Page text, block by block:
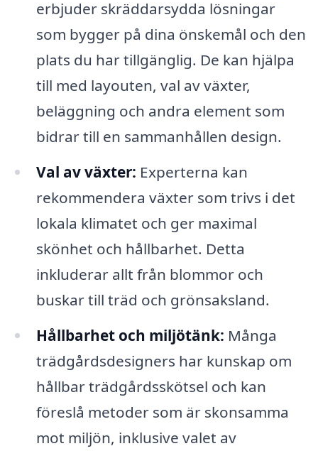
erbjuder skräddarsydda lösningar
som bygger på dina önskemål och den
plats du har tillgänglig. De kan hjälpa
till med layouten, val av växter,
beläggning och andra element som
bidrar till en sammanhållen design.
Val av växter: Experterna kan
rekommendera växter som trivs i det
lokala klimatet och ger maximal
skönhet och hållbarhet. Detta
inkluderar allt från blommor och
buskar till träd och grönsaksland.
Hållbarhet och miljötänk: Många
trädgårdsdesigners har kunskap om
hållbar trädgårdsskötsel och kan
föreslå metoder som är skonsamma
mot miljön, inklusive valet av